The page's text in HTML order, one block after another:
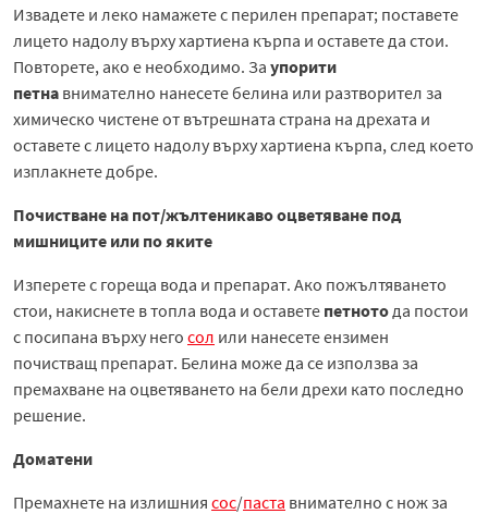
Извадете и леко намажете с перилен препарат; поставете
лицето надолу върху хартиена кърпа и оставете да стои.
Повторете, ако е необходимо. За упорити
петна внимателно нанесете белина или разтворител за
химическо чистене от вътрешната страна на дрехата и
оставете с лицето надолу върху хартиена кърпа, след което
изплакнете добре.
Почистване на пот/жълтеникаво оцветяване под
мишниците или по яките
Изперете с гореща вода и препарат. Ако пожълтяването
стои, накиснете в топла вода и оставете петното да постои
с посипана върху него сол или нанесете ензимен
почистващ препарат. Белина може да се използва за
премахване на оцветяването на бели дрехи като последно
решение.
Доматени
Премахнете на излишния сос/паста внимателно с нож за